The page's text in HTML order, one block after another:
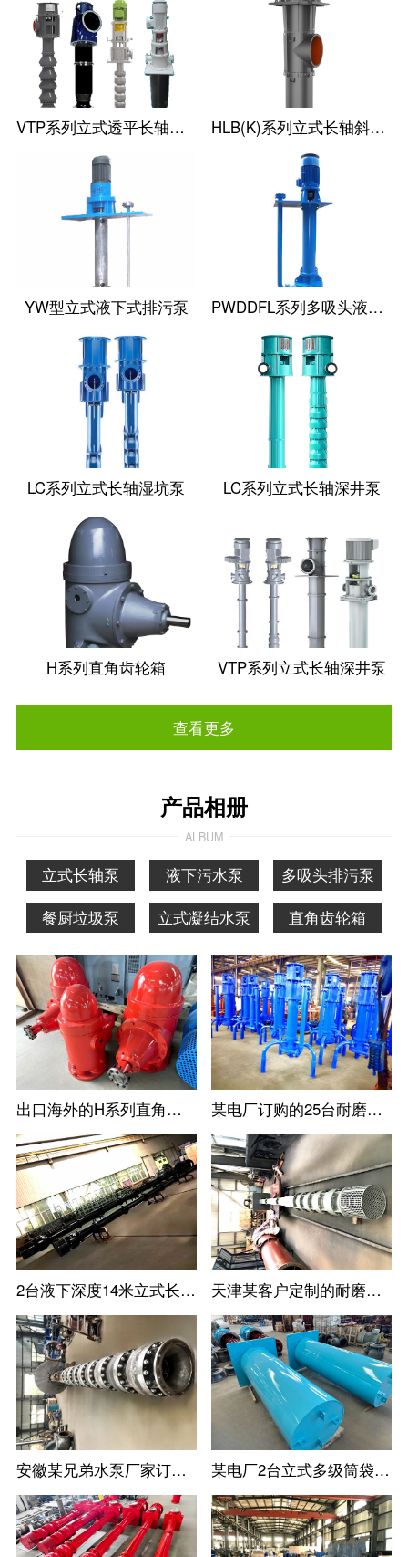
VTP系列立式透平长轴泵(国外使用) HLB(K)系列立式长轴斜流透平泵
YW型立式液下式排污泵 PWDDFL系列多吸头液下排污泵
LC系列立式长轴湿坑泵 LC系列立式长轴深井泵
H系列直角齿轮箱 VTP系列立式长轴深井泵
查看更多
产品相册
ALBUM
立式长轴泵 液下污水泵
多吸头排污泵
餐厨垃圾泵
立式凝结水泵 直角齿轮箱
出口海外的H系列直角齿轮箱 某电厂订购的25台耐磨立式防淤多吸头排污水泵
2台液下深度14米立式长轴泵--长沙某水泵厂家定制 天津某客户定制的耐磨耐腐蚀立式长轴泵
安徽某兄弟水泵厂家订购的高扬程立式长轴泵 某电厂2台立式多级筒袋式凝结水泵(小机凝结水泵)